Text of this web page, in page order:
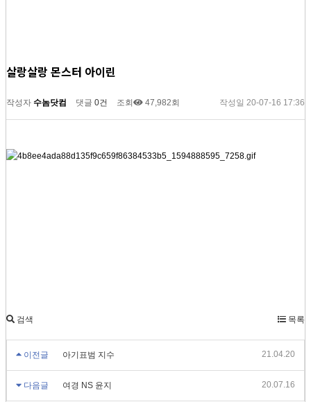
살랑살랑 몬스터 아이린
작성자 수놈닷컴 댓글 0건 조회 47,982회 작성일 20-07-16 17:36
검색 목록
이전글 아기표범 지수 21.04.20
다음글 여경 NS 윤지 20.07.16